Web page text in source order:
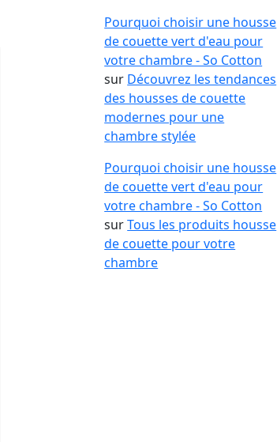
Pourquoi choisir une housse
de couette vert d'eau pour
votre chambre - So Cotton
sur Découvrez les tendances
des housses de couette
modernes pour une
chambre stylée
Pourquoi choisir une housse
de couette vert d'eau pour
votre chambre - So Cotton
surTous les produits housse
de couette pour votre
chambre